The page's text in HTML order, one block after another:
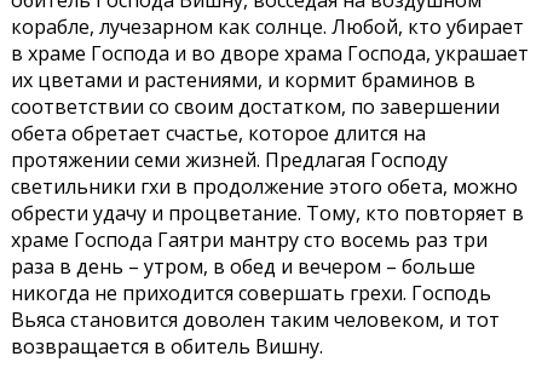
корабле, лучезарном как солнце. Любой, кто убирает
в храме Господа и во дворе храма Господа, украшает
их цветами и растениями, и кормит браминов в
соответствии со своим достатком, по завершении
обета обретает счастье, которое длится на
протяжении семи жизней. Предлагая Господу
светильники гхи в продолжение этого обета, можно
обрести удачу и процветание. Тому, кто повторяет в
храме Господа Гаятри мантру сто восемь раз три
раза в день – утром, в обед и вечером – больше
никогда не приходится совершать грехи. Господь
Вьяса становится доволен таким человеком, и тот
возвращается в обитель Вишну.